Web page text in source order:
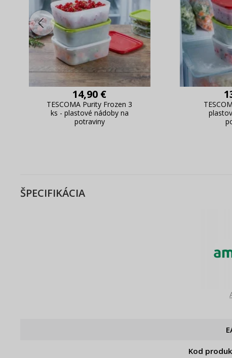
14,90 €
TESCOMA Purity Frozen 3
ks - plastové nádoby na
potraviny
ŠPECIFIKÁCIA
Kod